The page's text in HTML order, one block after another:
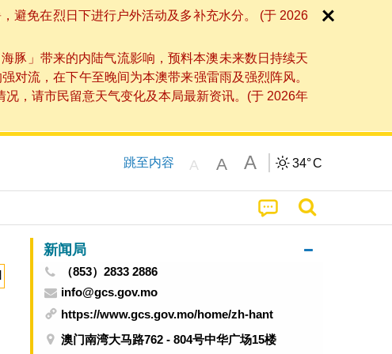
避免在烈日下进行户外活动及多补充水分。 (于 2026
豚」带来的内陆气流影响，预料本澳未来数日持续天
对流，在下午至晚间为本澳带来强雷雨及强烈阵风。
，请市民留意天气变化及本局最新资讯。(于 2026年
跳至内容 A A A 34°C
新闻局
（853）2833 2886
info@gcs.gov.mo
https://www.gcs.gov.mo/home/zh-hant
澳门南湾大马路762 - 804号中华广场15楼